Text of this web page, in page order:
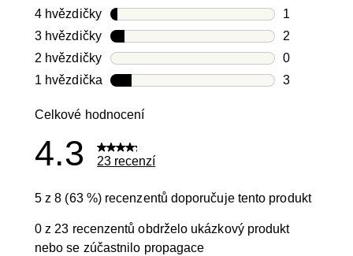
Počet
4 hvězdičkyhvězdičky
1
Počet
3 hvězdičkyhvězdičky
2
Počet
2 hvězdičkyhvězdičky
0
Počet
1 hvězdičkahvězdičky
3
Celkové hodnocení
4.3 23 recenzí
5 z 8 (63 %) recenzentů doporučuje tento produkt
0 z 23 recenzentů obdrželo ukázkový produkt
nebo se zúčastnilo propagace